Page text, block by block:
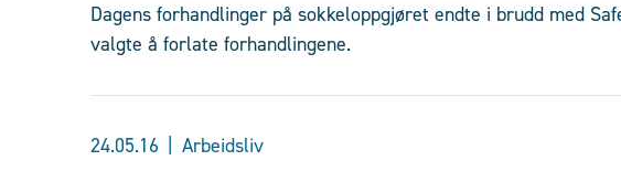
Dagens forhandlinger på sokkeloppgjøret endte i brudd med
valgte å forlate forhandlingene.
24.05.16 Arbeidsliv